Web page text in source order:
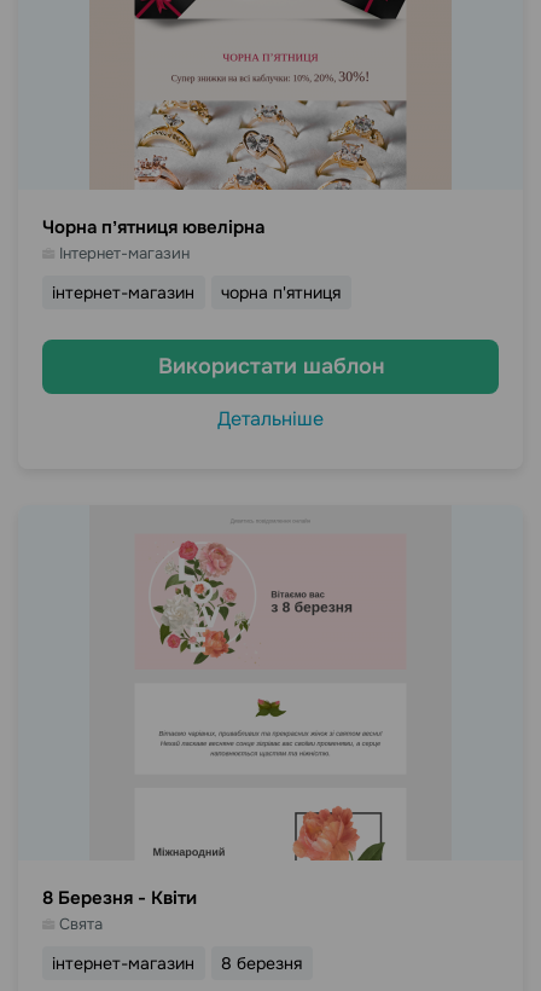
Чорна пʼятниця ювелірна
Інтернет-магазин
інтернет-магазин чорна п'ятниця
Використати шаблон
Детальніше
8 Березня - Квіти
Свята
інтернет-магазин 8 березня